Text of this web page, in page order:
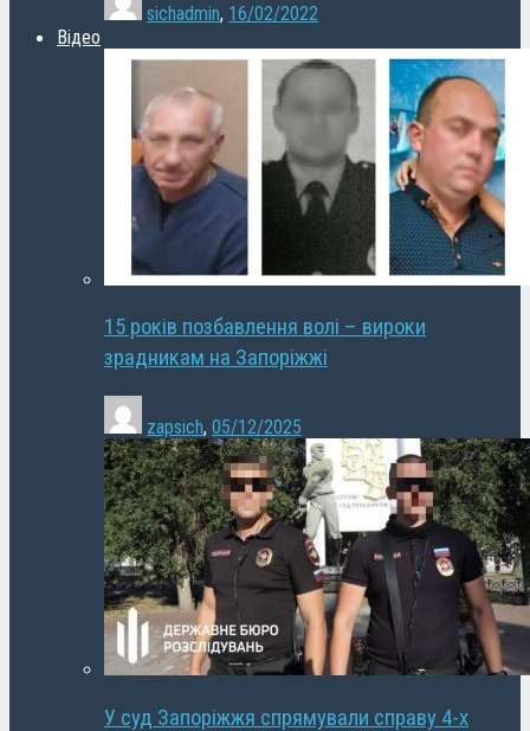
sichadmin, 16/02/2022
Відео
15 років позбавлення волі – вироки
зрадникам на Запоріжжі
zapsich, 05/12/2025
У суд Запоріжжя спрямували справу 4-х